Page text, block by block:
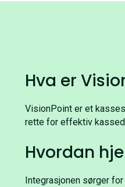
Hva er
VisionPoint er et
rette for effektiv
Hvordan
Integrasjonen sørger